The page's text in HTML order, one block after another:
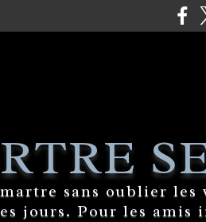
sans oublier
jours. Pour les amis